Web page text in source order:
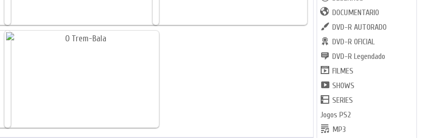
DOCUMENTARIO
DVD-R AUTORADO
DVD-R OFICIAL
DVD-R Legendado
FILMES
SHOWS
SERIES
Jogos PS2
MP3